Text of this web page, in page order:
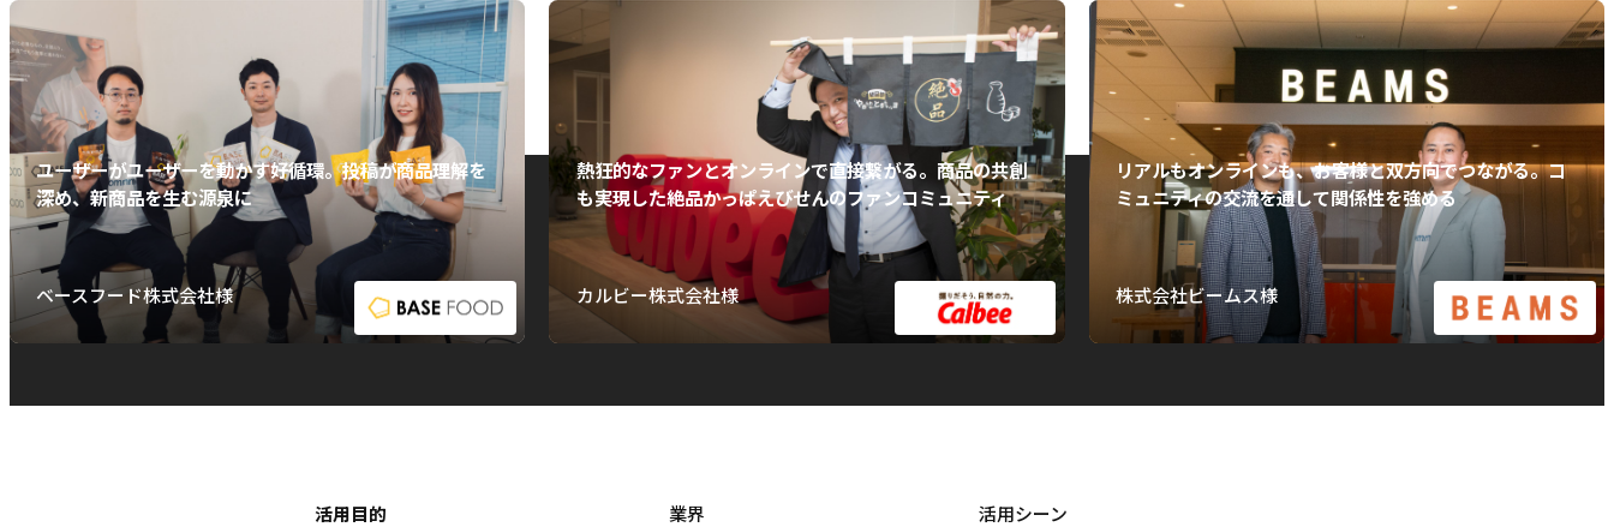
ユーザーがユーザーを動かす好循環。投稿が商品理解を
深め、新商品を生む源泉に
ベースフード株式会社様
熱狂的なファンとオンラインで直接繋がる。商品の共創
も実現した絶品かっぱえびせんのファンコミュニティ
カルビー株式会社様
リアルもオンラインも、お客様と双方向でつながる。コ
ミュニティの交流を通して関係性を強める
株式会社ビームス様
活用目的 業界 活用シーン